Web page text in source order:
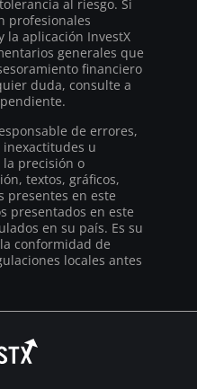
al riesgo. Si
profesionales
la aplicación InvestX
generales que
financiero
duda, consulte a
de errores,
u
precisión o
textos, gráficos,
presentes en este
presentados en este
en su país. Es su
conformidad de
locales antes